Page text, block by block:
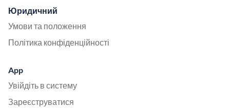
Юридичний
Умови та положення
Політика конфіденційності
App
Увійдіть в систему
Зареєструватися